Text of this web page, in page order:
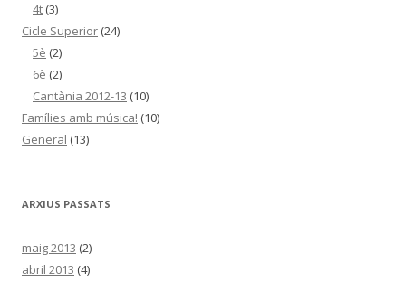
4t (3)
Cicle Superior (24)
5è (2)
6è (2)
Cantània 2012-13 (10)
Famílies amb música! (10)
General (13)
ARXIUS PASSATS
maig 2013 (2)
abril 2013 (4)